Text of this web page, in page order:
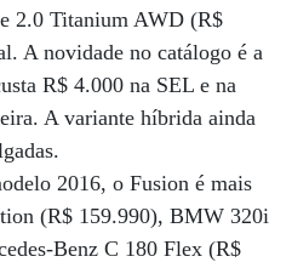
2.0 Titanium AWD (R$
A novidade no catálogo é a
R$ 4.000 na SEL e na
A variante híbrida ainda
2016, o Fusion é mais
(R$ 159.990), BMW 320i
Benz C 180 Flex (R$